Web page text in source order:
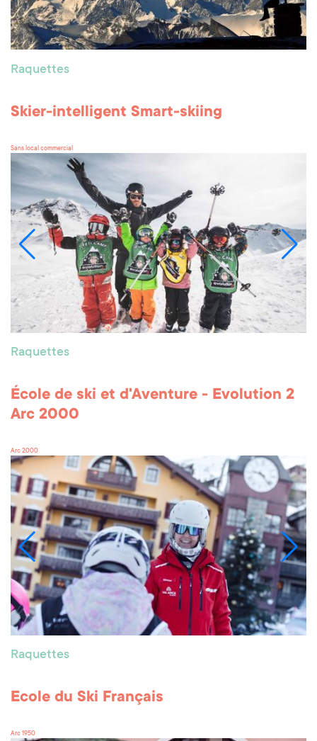
Raquettes
Skier-intelligent Smart-skiing
Sans local commercial
Raquettes
École de ski et d'Aventure - Evolution 2
Arc 2000
Arc 2000
Raquettes
Ecole du Ski Français
Arc 1950